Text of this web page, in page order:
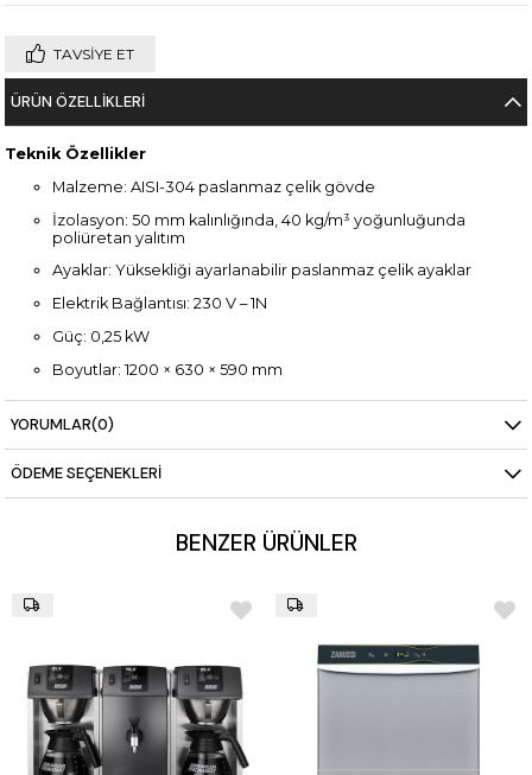
TAVSIYE ET
ÜRÜN ÖZELLIKLERI
Teknik Özellikler
Malzeme: AISI-304 paslanmaz çelik gövde
İzolasyon: 50 mm kalınlığında, 40 kg/m³ yoğunluğunda
poliüretan yalıtım
Ayaklar: Yüksekliği ayarlanabilir paslanmaz çelik ayaklar
Elektrik Bağlantısı: 230 V – 1N
Güç: 0,25 kW
Boyutlar: 1200 × 630 × 590 mm
YORUMLAR(0)
ÖDEME SEÇENEKLERI
BENZER ÜRÜNLER